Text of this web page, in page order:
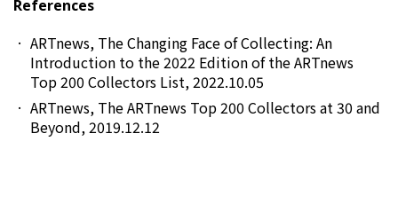
References
ARTnews, The Changing Face of Collecting: An
Introduction to the 2022 Edition of the ARTnews
Top 200 Collectors List, 2022.10.05
ARTnews, The ARTnews Top 200 Collectors at 30 and
Beyond, 2019.12.12